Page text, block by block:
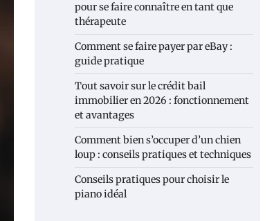
pour se faire connaître en tant que
thérapeute
Comment se faire payer par eBay :
guide pratique
Tout savoir sur le crédit bail
immobilier en 2026 : fonctionnement
et avantages
Comment bien s’occuper d’un chien
loup : conseils pratiques et techniques
Conseils pratiques pour choisir le
piano idéal